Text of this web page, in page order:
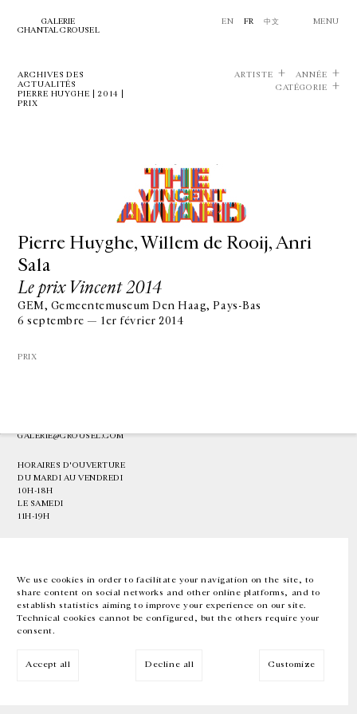
We use cookies in order to facilitate your navigation on the site, to
share content on social networks and other online platforms, and to
establish statistics aiming to improve your experience on our site.
Technical cookies cannot be configured, but the others require your
consent.
Accept all Decline all Customize
GALERIE
CHANTAL CROUSEL
EN FR 中文 MENU
ARCHIVES DES
ACTUALITÉS
PIERRE HUYGHE | 2014 |
PRIX
ARTISTE
ANNÉE
CATÉGORIE
Pierre Huyghe, Willem de Rooij, Anri
Sala
Le prix Vincent 2014
GEM, Gemeentemuseum Den Haag, Pays-Bas
6 septembre — 1er février 2014
PRIX
GALERIE@CROUSEL.COM
HORAIRES D'OUVERTURE
DU MARDI AU VENDREDI
10H-18H
LE SAMEDI
11H-19H
EN FR 中文 Facebook Instagram
Inscrivez-vous à notre newsletter